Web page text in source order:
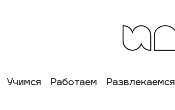
Учимся Работаем Развлекаемся